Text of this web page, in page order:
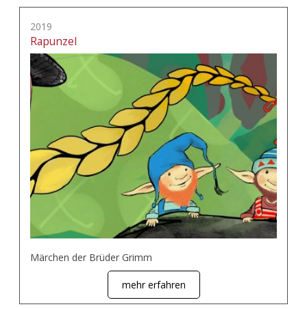
2019
Rapunzel
Märchen der Brüder Grimm
mehr erfahren